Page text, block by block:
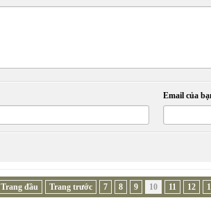
Email của
Trang đầu Trang trước 7 8 9 10 11 12